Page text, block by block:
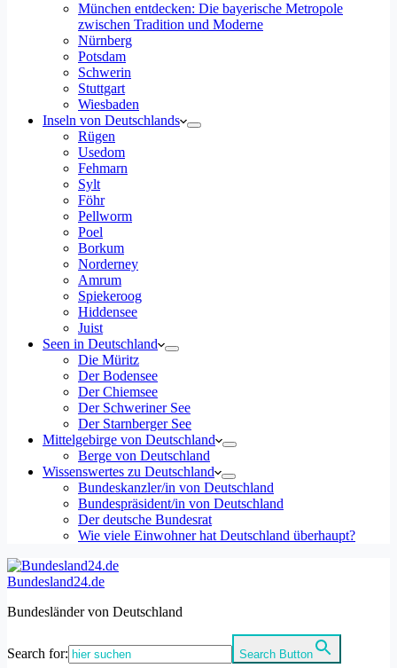
München entdecken: Die bayerische Metropole
zwischen Tradition und Moderne
Nürnberg
Potsdam
Schwerin
Stuttgart
Wiesbaden
Inseln von Deutschlands
Rügen
Usedom
Fehmarn
Sylt
Föhr
Pellworm
Poel
Borkum
Norderney
Amrum
Spiekeroog
Hiddensee
Juist
Seen in Deutschland
Die Müritz
Der Bodensee
Der Chiemsee
Der Schweriner See
Der Starnberger See
Mittelgebirge von Deutschland
Berge von Deutschland
Wissenswertes zu Deutschland
Bundeskanzler/in von Deutschland
Bundespräsident/in von Deutschland
Der deutsche Bundesrat
Wie viele Einwohner hat Deutschland überhaupt?
Bundesland24.de
Bundesländer von Deutschland
Search for: Search Button